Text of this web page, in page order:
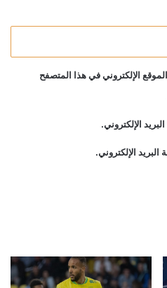
الإلكتروني في هذا المتصفح
الإلكتروني.
الإلكتروني.